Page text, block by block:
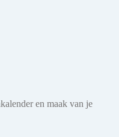
en maak van je